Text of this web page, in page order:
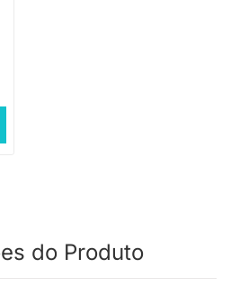
do Produto